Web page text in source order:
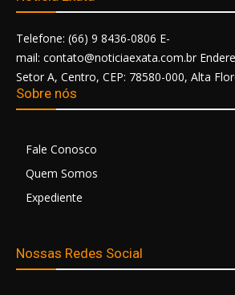
Telefone: (66) 9 8436-0806 E-
mail: contato@noticiaexata.com.br
Setor A, Centro, CEP: 78580-000, Alta
Sobre nós
Fale Conosco
Quem Somos
Expediente
Nossas Redes Social